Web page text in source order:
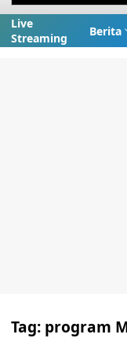
Live
Streaming
Berita
Tag: program